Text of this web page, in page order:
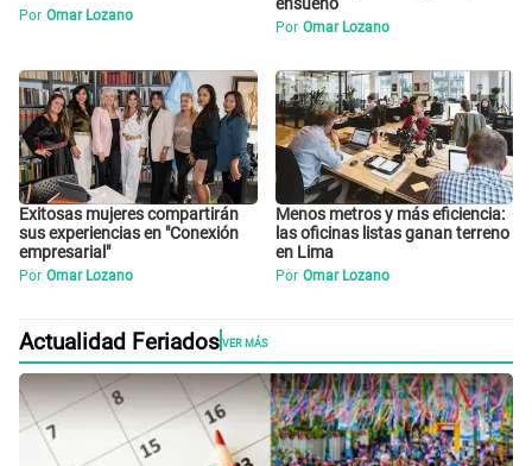
Por Omar Lozano
ensueño
Por Omar Lozano
Exitosas mujeres compartirán
sus experiencias en "Conexión
empresarial"
Por Omar Lozano
Menos metros y más eficiencia:
las oficinas listas ganan terreno
en Lima
Por Omar Lozano
Actualidad FeriadosVER MÁS